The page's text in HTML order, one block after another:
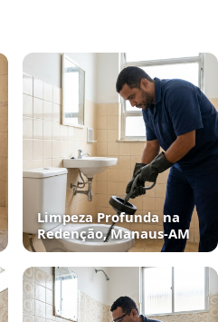
Limpeza Profunda na
Redenção, Manaus‑AM